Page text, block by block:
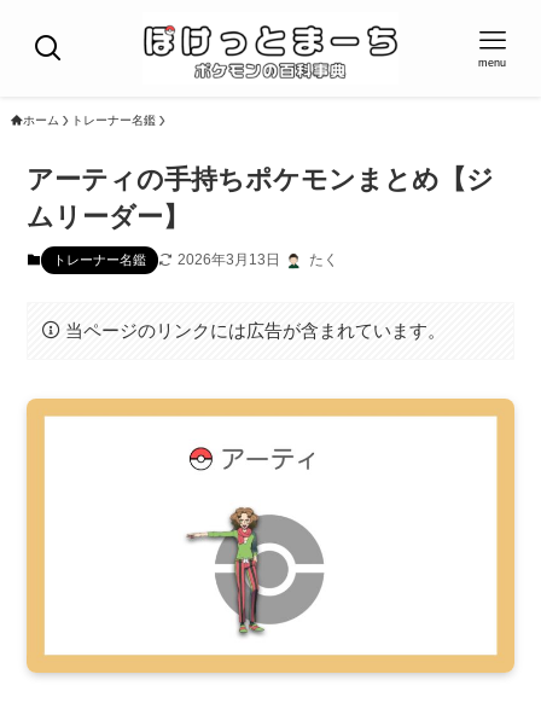
menu
ホーム トレーナー名鑑
アーティの手持ちポケモンまとめ【ジ
ムリーダー】
トレーナー名鑑 2026年3月13日 たく
当ページのリンクには広告が含まれています。